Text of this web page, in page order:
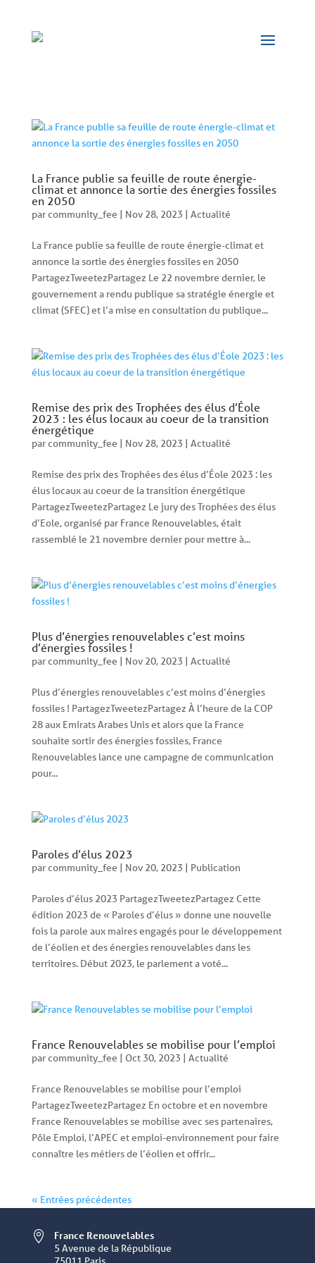
La France publie sa feuille de route énergie-
climat et annonce la sortie des énergies fossiles
en 2050
parcommunity_fee | Nov 28, 2023 | Actualité
La France publie sa feuille de route énergie-climat et
annonce la sortie des énergies fossiles en 2050
PartagezTweetezPartagez Le 22 novembre dernier, le
gouvernement a rendu publique sa stratégie énergie et
climat (SFEC) et l’a mise en consultation du publique...
Remise des prix des Trophées des élus d’Éole
2023 : les élus locaux au coeur de la transition
énergétique
parcommunity_fee | Nov 28, 2023 | Actualité
Remise des prix des Trophées des élus d’Éole 2023 : les
élus locaux au coeur de la transition énergétique
PartagezTweetezPartagez Le jury des Trophées des élus
d’Eole, organisé par France Renouvelables, était
rassemblé le 21 novembre dernier pour mettre à...
Plus d’énergies renouvelables c’est moins
d’énergies fossiles !
parcommunity_fee | Nov 20, 2023 | Actualité
Plus d’énergies renouvelables c’est moins d’énergies
fossiles ! PartagezTweetezPartagez À l’heure de la COP
28 aux Emirats Arabes Unis et alors que la France
souhaite sortir des énergies fossiles, France
Renouvelables lance une campagne de communication
pour...
Paroles d’élus 2023
parcommunity_fee | Nov 20, 2023 | Publication
Paroles d’élus 2023 PartagezTweetezPartagez Cette
édition 2023 de « Paroles d’élus » donne une nouvelle
fois la parole aux maires engagés pour le développement
de l’éolien et des énergies renouvelables dans les
territoires. Début 2023, le parlement a voté...
France Renouvelables se mobilise pour l’emploi
parcommunity_fee | Oct 30, 2023 | Actualité
France Renouvelables se mobilise pour l’emploi
PartagezTweetezPartagez En octobre et en novembre
France Renouvelables se mobilise avec ses partenaires,
Pôle Emploi, l’APEC et emploi-environnement pour faire
connaître les métiers de l’éolien et offrir...
« Entrées précédentes
 France Renouvelables
5 Avenue de la République